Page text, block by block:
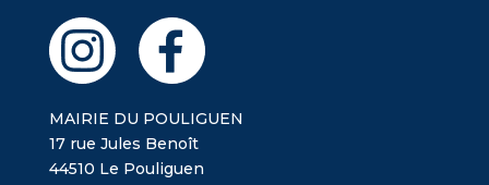
MAIRIE DU POULIGUEN
17 rue Jules Benoît
44510 Le Pouliguen